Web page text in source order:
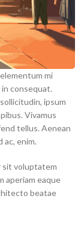
mi
consequat.
ipsum
Vivamus
tellus. Aenean
enim.
sit voluptatem
aperiam eaque
beatae